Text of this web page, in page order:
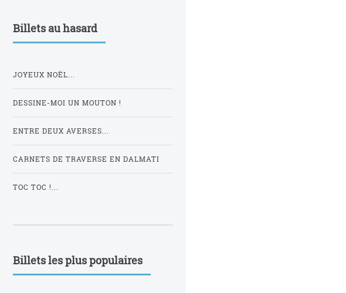
Billets au hasard
JOYEUX NOËL...
DESSINE-MOI UN MOUTON !
ENTRE DEUX AVERSES...
CARNETS DE TRAVERSE EN DALMATI
TOC TOC !...
Billets les plus populaires